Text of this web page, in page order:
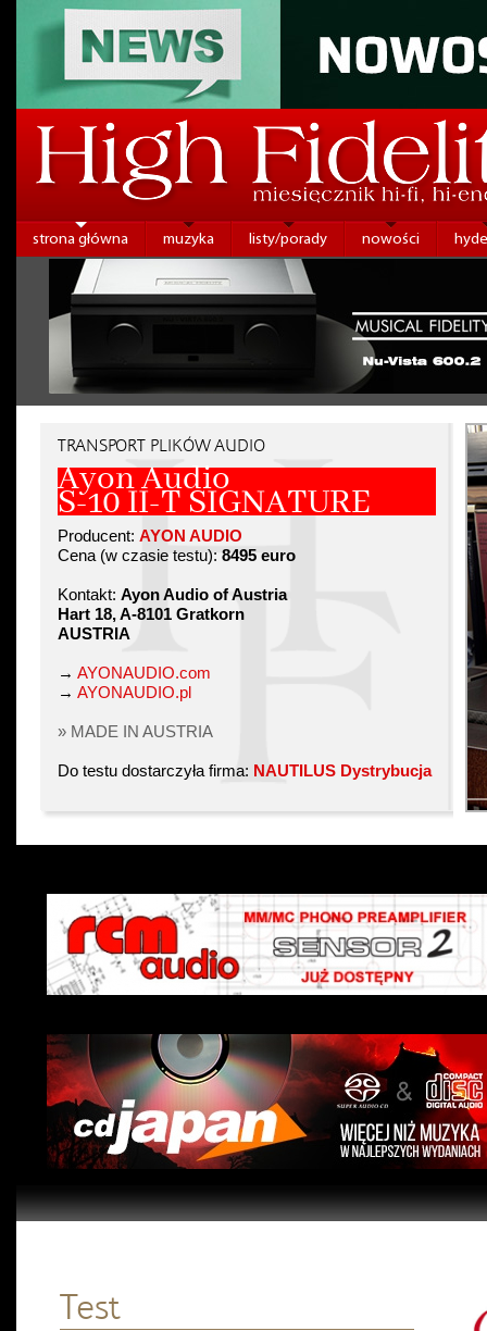
strona główna muzyka listy/porady nowości
TRANSPORT PLIKÓW AUDIO
Ayon Audio
S-10 II-T SIGNATURE
Producent: AYON AUDIO
Cena (w czasie testu): 8495 euro
Kontakt: Ayon Audio of Austria
Hart 18, A-8101 Gratkorn
AUSTRIA
→ AYONAUDIO.com
→ AYONAUDIO.pl
» MADE IN AUSTRIA
Do testu dostarczyła firma: NAUTILUS Dystrybucja
Test